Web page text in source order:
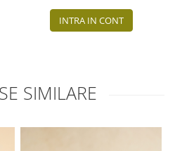
INTRA IN CONT
SIMILARE